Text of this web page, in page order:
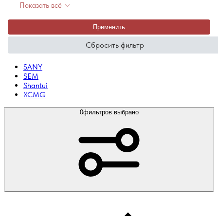
Показать всё
Применить
Сбросить фильтр
SANY
SEM
Shantui
XCMG
0фильтров выбрано